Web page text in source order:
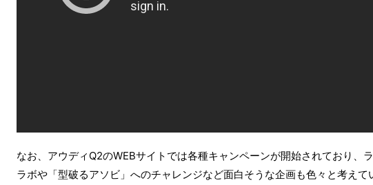
なお、アウディQ2のWEBサイトでは各種キャンペーンが開始されており、
ラボや「型破るアソビ」へのチャレンジなど面白そうな企画も色々と考え